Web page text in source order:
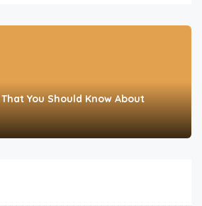
You Should Know About